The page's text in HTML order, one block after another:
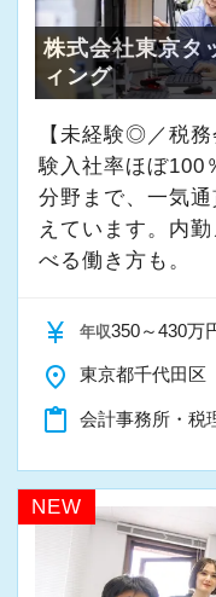
株式会社東京タ
ィング
【未経験◎／税
験入社率ほぼ100
分野まで、一気
えています。内
べる働き方も。
currency_yen 年収350～430万
place 東京都千代田区
content_paste 会計事務所・税
NEW